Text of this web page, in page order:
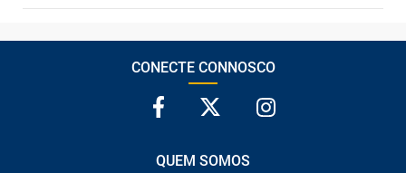
CONECTE CONNOSCO
QUEM SOMOS